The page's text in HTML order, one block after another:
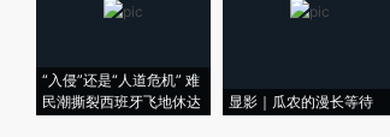
“入侵”还是“人道危机” 难
民潮撕裂西班牙飞地休达
显影｜瓜农的漫长等待